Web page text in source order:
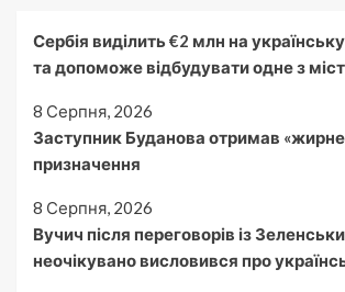
Сербія виділить €2 млн на
та допоможе відбудувати одне з міст
8 Серпня, 2026
Заступник Буданова отримав
призначення
8 Серпня, 2026
Вучич після переговорів із
неочікувано висловився про